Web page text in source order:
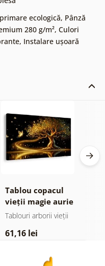
ecologică, Pânză
280 g/m², Culori
, Instalare ușoară
Tablou copacul
vieții magie aurie
Tablouri arborii vieții
61,16 lei